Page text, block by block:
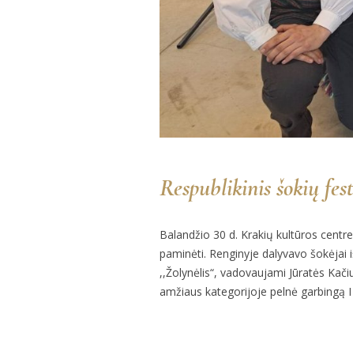
Respublikinis šokių
Balandžio 30 d. Krakių kultūros
paminėti. Renginyje dalyvavo
,,Žolynėlis“, vadovaujami Jūratės
amžiaus kategorijoje pelnė garbingą